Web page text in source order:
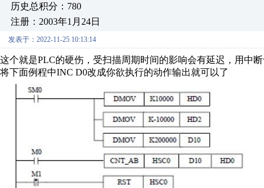
历史总积分：780
注册：2003年1月24日
发表于：2022-11-25 10:13:14
这个就是PLC的硬伤，受扫描周期时间的影响会有延迟，用中
将下面例程中INC D0改成你欲执行的动作输出就可以了